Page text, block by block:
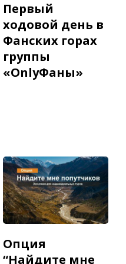
Первый
ходовой день в
Фанских горах
группы
«OnlyФаны»
Опция
“Найдите мне